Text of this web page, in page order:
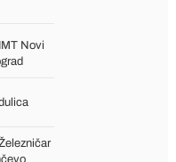
Novi